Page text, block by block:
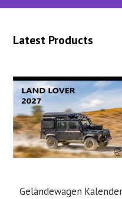
Latest Products
Geländewagen Kalender